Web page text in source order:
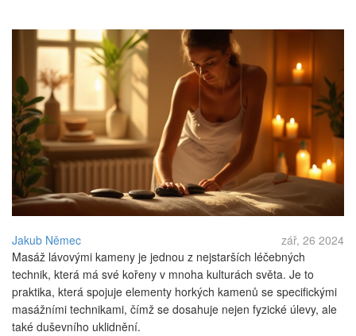
Jakub Němec
zář, 26 2024
Masáž lávovými kameny je jednou z nejstarších léčebných
technik, která má své kořeny v mnoha kulturách světa. Je to
praktika, která spojuje elementy horkých kamenů se specifickými
masážními technikami, čímž se dosahuje nejen fyzické úlevy, ale
také duševního uklidnění.